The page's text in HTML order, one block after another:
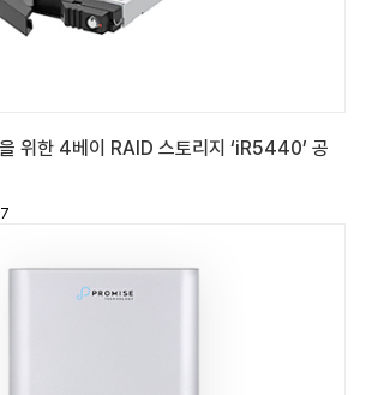
위한 4베이 RAID 스토리지 ‘iR5440’ 공